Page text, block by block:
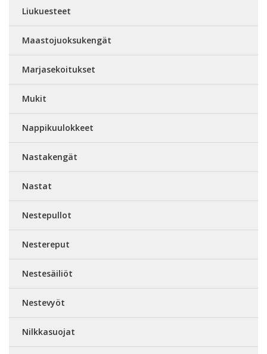
Liukuesteet
Maastojuoksukengät
Marjasekoitukset
Mukit
Nappikuulokkeet
Nastakengät
Nastat
Nestepullot
Nestereput
Nestesäiliöt
Nestevyöt
Nilkkasuojat